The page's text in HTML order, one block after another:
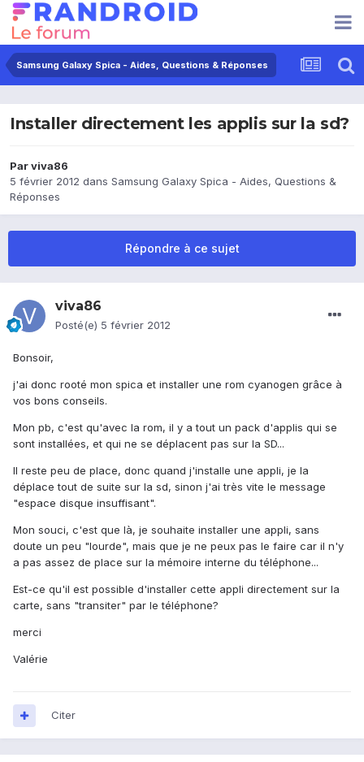
Samsung Galaxy Spica - Aides, Questions & Réponses
Installer directement les applis sur la sd?
Parviva86
5 février 2012 dans Samsung Galaxy Spica - Aides, Questions &
Réponses
Répondre à ce sujet
viva86
Posté(e) 5 février 2012
Bonsoir,
j'ai donc rooté mon spica et installer une rom cyanogen grâce à
vos bons conseils.
Mon pb, c'est qu'avec la rom, il y a tout un pack d'applis qui se
sont installées, et qui ne se déplacent pas sur la SD...
Il reste peu de place, donc quand j'installe une appli, je la
déplace tout de suite sur la sd, sinon j'ai très vite le message
"espace disque insuffisant".
Mon souci, c'est que là, je souhaite installer une appli, sans
doute un peu "lourde", mais que je ne peux pas le faire car il n'y
a pas assez de place sur la mémoire interne du téléphone...
Est-ce qu'il est possible d'installer cette appli directement sur la
carte, sans "transiter" par le téléphone?
merci
Valérie
Citer